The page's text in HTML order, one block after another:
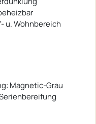
u. Wohnbereich
Magnetic-Grau